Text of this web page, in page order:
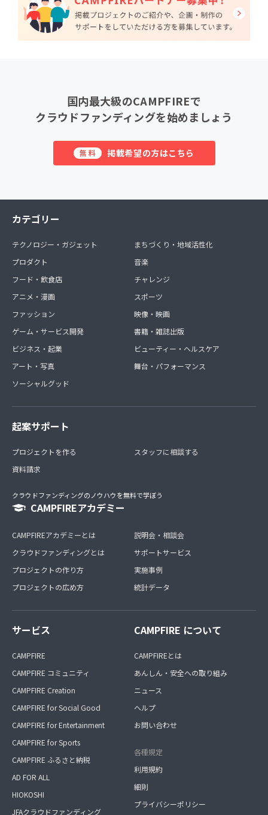
国内最大級のCAMPFIREで
クラウドファンディングを始めましょう
無料 掲載希望の方はこちら
カテゴリー
テクノロジー・ガジェット
プロダクト
フード・飲食店
アニメ・漫画
ファッション
ゲーム・サービス開発
ビジネス・起業
アート・写真
ソーシャルグッド
まちづくり・地域活性化
音楽
チャレンジ
スポーツ
映像・映画
書籍・雑誌出版
ビューティー・ヘルスケア
舞台・パフォーマンス
起案サポート
プロジェクトを作る
資料請求
スタッフに相談する
クラウドファンディングのノウハウを無料で学ぼう
CAMPFIREアカデミー
CAMPFIREアカデミーとは
クラウドファンディングとは
プロジェクトの作り方
プロジェクトの広め方
説明会・相談会
サポートサービス
実施事例
統計データ
サービス
CAMPFIRE
CAMPFIRE コミュニティ
CAMPFIRE Creation
CAMPFIRE for Social Good
CAMPFIRE for Entertainment
CAMPFIRE for Sports
CAMPFIRE ふるさと納税
AD FOR ALL
HIOKOSHI
JFAクラウドファンディング
CAMPFIRE について
CAMPFIREとは
あんしん・安全への取り組み
ニュース
ヘルプ
お問い合わせ
各種規定
利用規約
細則
プライバシーポリシー